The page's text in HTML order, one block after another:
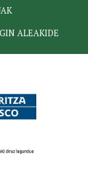
ALEAKIDE